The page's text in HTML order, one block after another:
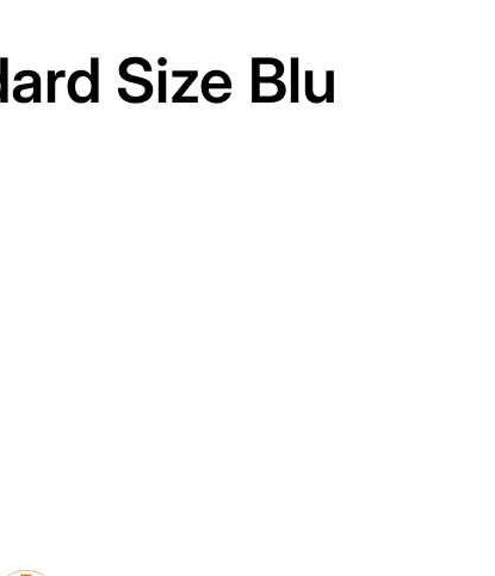
Size Blu